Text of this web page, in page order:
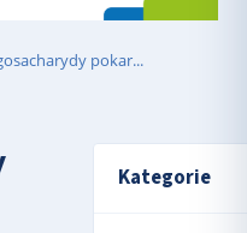
pokar...
Kategorie